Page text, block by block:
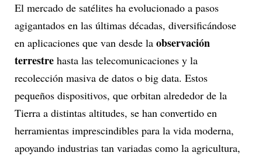
El mercado de satélites ha evolucionado a pasos
agigantados en las últimas décadas, diversificándose
en aplicaciones que van desde la observación
terrestre hasta las telecomunicaciones y la
recolección masiva de datos o big data. Estos
pequeños dispositivos, que orbitan alrededor de la
Tierra a distintas altitudes, se han convertido en
herramientas imprescindibles para la vida moderna,
apoyando industrias tan variadas como la agricultura,